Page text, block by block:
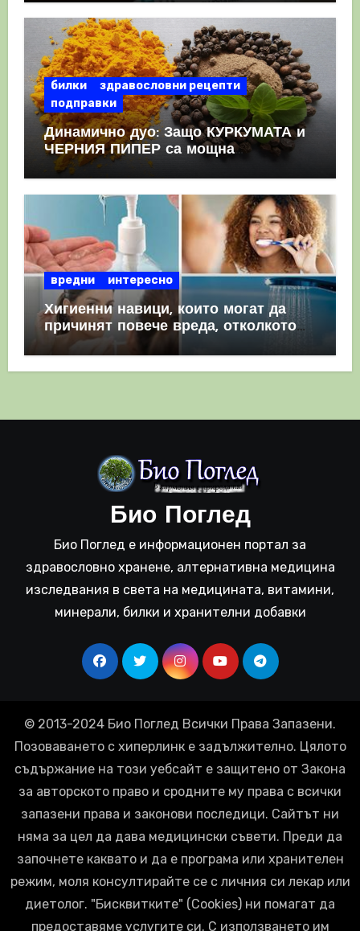
билки
здравословни рецепти
подправки
Динамично дуо: Защо КУРКУМАТА и
ЧЕРНИЯ ПИПЕР са мощна
комбинация
вредни интересно
Хигиенни навици, които могат да
причинят повече вреда, отколкото
полза
Био Поглед
Био Поглед е информационен портал за
здравословно хранене, алтернативна медицина
изследвания в света на медицината, витамини,
минерали, билки и хранителни добавки
© 2013-2024 Био Поглед Всички Права Запазени.
Позоваването с хиперлинк е задължително. Цялото
съдържание на този уебсайт е защитено от Закона
за авторското право и сродните му права с всички
запазени права и законови последици. Сайтът ни
няма за цел да дава медицински съвети. Преди да
започнете каквато и да е програма или хранителен
режим, моля консултирайте се с личния си лекар или
диетолог. "Бисквитките" (Cookies) ни помагат да
предоставяме услугите си. С използването им